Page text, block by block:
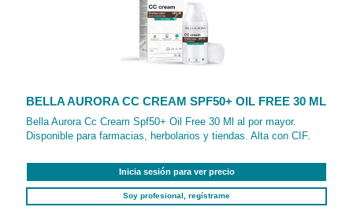
BELLA AURORA CC CREAM SPF50+ OIL FREE 30 ML
Bella Aurora Cc Cream Spf50+ Oil Free 30 Ml al por mayor.
Disponible para farmacias, herbolarios y tiendas. Alta con CIF.
Inicia sesión para ver precio
Soy profesional, regístrame